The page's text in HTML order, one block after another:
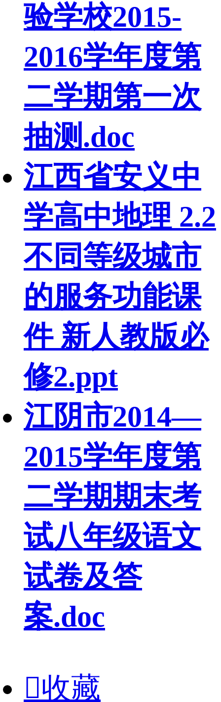
验学校2015-
2016学年度第
二学期第一次
抽测.doc
江西省安义中
学高中地理 2.2
不同等级城市
的服务功能课
件 新人教版必
修2.ppt
江阴市2014—
2015学年度第
二学期期末考
试八年级语文
试卷及答
案.doc
收藏